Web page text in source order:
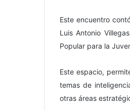
Este encuentro
Luis Antonio
Popular para la
Este espacio,
temas de
otras áreas